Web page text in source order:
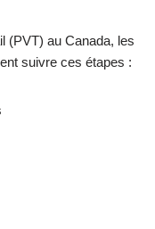
(PVT) au Canada, les
suivre ces étapes :